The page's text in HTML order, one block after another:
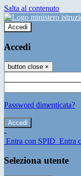
Salta al contenuto
Accedi
Accedi
button close ×
Password dimenticata?
-
Entra con SPID Entra
Seleziona utente